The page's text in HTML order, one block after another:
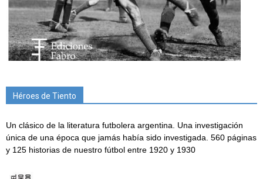
Héroes de Tiento
Un clásico de la literatura futbolera argentina. Una investigación
única de una época que jamás había sido investigada. 560 páginas
y 125 historias de nuestro fútbol entre 1920 y 1930